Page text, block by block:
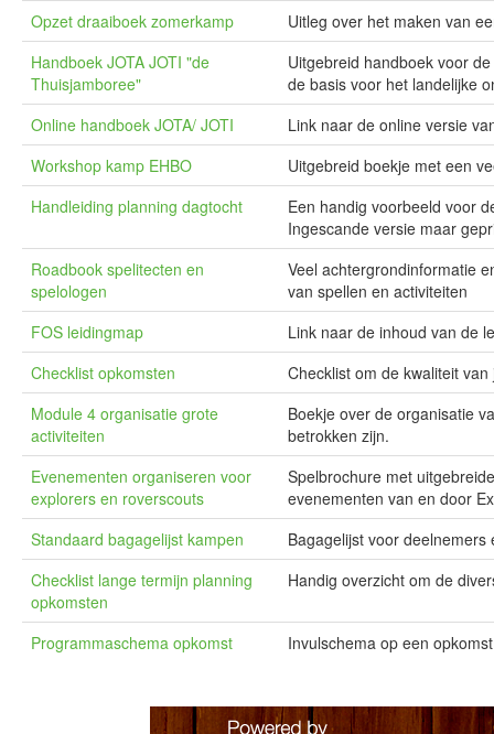
Opzet draaiboek zomerkamp
Uitleg over het maken van
Handboek JOTA JOTI "de
Thuisjamboree"
Uitgebreid handboek voor
de basis voor het landelijke
Online handboek JOTA/ JOTI
Link naar de online versie
Workshop kamp EHBO
Uitgebreid boekje met een
Handleiding planning dagtocht
Een handig voorbeeld voor
Ingescande versie maar
Roadbook spelitecten en
spelologen
Veel achtergrondinformatie
van spellen en activiteiten
FOS leidingmap
Link naar de inhoud van de
Checklist opkomsten
Checklist om de kwaliteit
Module 4 organisatie grote
activiteiten
Boekje over de organisatie
betrokken zijn.
Evenementen organiseren voor
explorers en roverscouts
Spelbrochure met
evenementen van en door
Standaard bagagelijst kampen
Bagagelijst voor
Checklist lange termijn planning
opkomsten
Handig overzicht om de
Programmaschema opkomst Invulschema op een